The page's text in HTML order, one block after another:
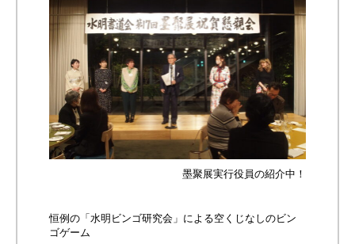
墨聚展実行役員の紹介中！
恒例の「水明ビンゴ研究会」による空くじなしのビン
ゴゲーム